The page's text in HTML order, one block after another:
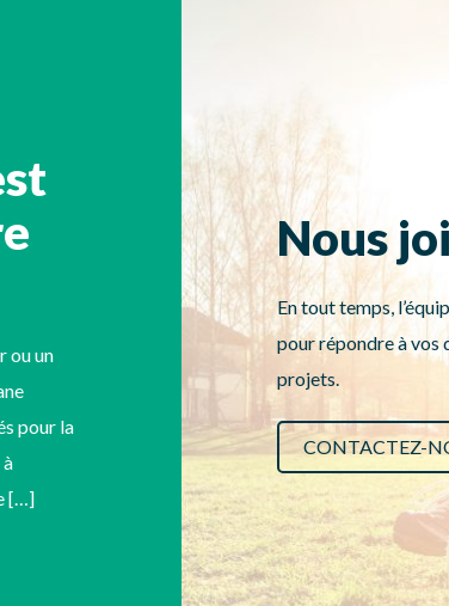
ou un
pour la
[…]
Nous
En tout temps,
pour répondre à vos
projets.
CONTACTEZ-